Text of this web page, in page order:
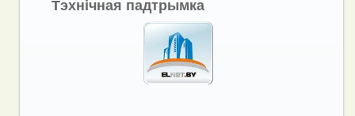
Тэхнічная падтрымка